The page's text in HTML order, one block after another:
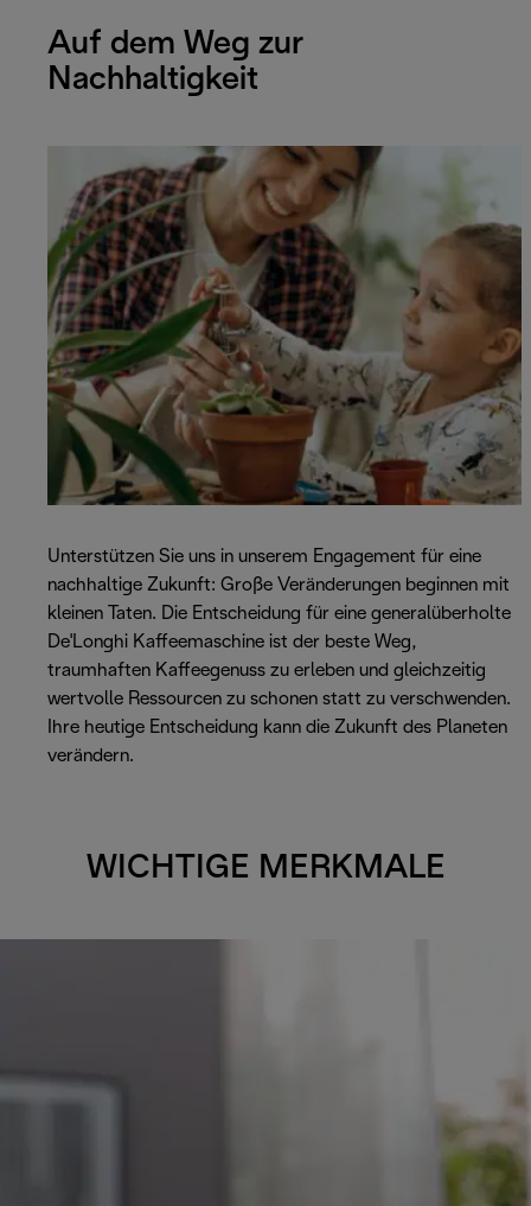
Auf dem Weg zur
Nachhaltigkeit
Unterstützen Sie uns in unserem Engagement für eine
nachhaltige Zukunft: Große Veränderungen beginnen mit
kleinen Taten. Die Entscheidung für eine generalüberholte
De'Longhi Kaffeemaschine ist der beste Weg,
traumhaften Kaffeegenuss zu erleben und gleichzeitig
wertvolle Ressourcen zu schonen statt zu verschwenden.
Ihre heutige Entscheidung kann die Zukunft des Planeten
verändern.
WICHTIGE MERKMALE